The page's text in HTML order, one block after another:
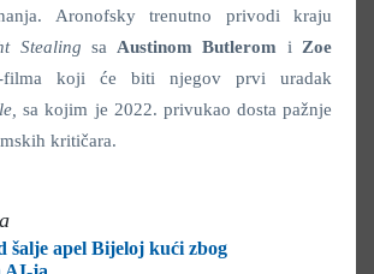
Aronofsky trenutno privodi kraju
Stealing sa Austinom Butlerom i Zoe
filma koji će biti njegov prvi uradak
sa kojim je 2022. privukao dosta pažnje
kritičara.
šalje apel Bijeloj kući zbog